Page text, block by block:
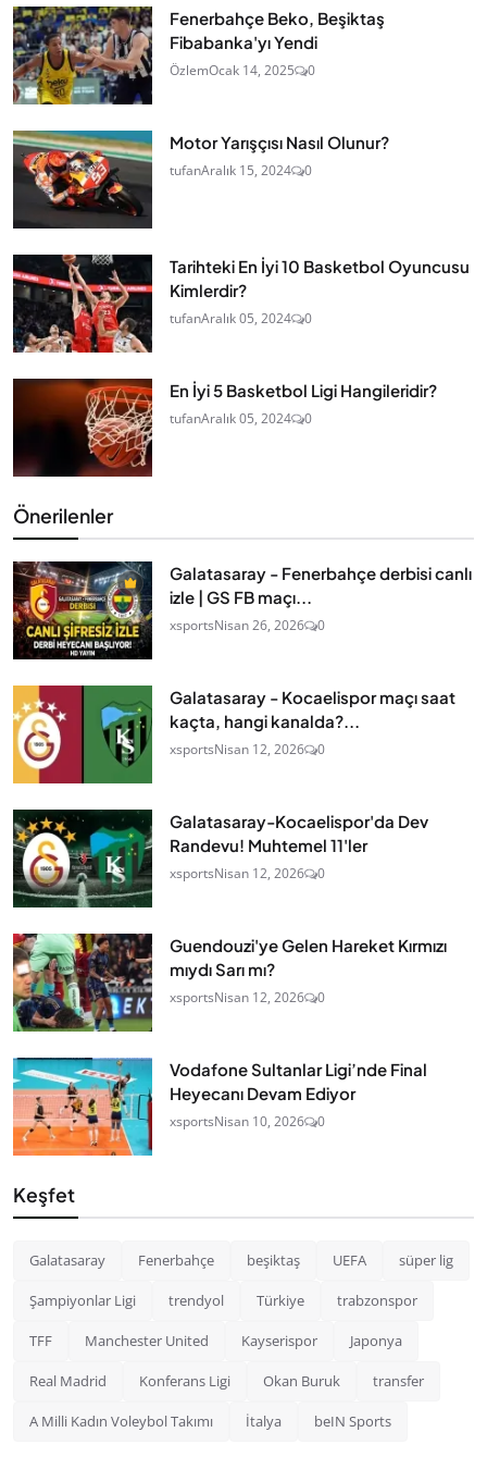
Fenerbahçe Beko, Beşiktaş
Fibabanka'yı Yendi
ÖzlemOcak 14, 2025 0
Motor Yarışçısı Nasıl Olunur?
tufanAralık 15, 2024 0
Tarihteki En İyi 10 Basketbol Oyuncusu
Kimlerdir?
tufanAralık 05, 2024 0
En İyi 5 Basketbol Ligi Hangileridir?
tufanAralık 05, 2024 0
Önerilenler
Galatasaray - Fenerbahçe derbisi canlı
izle | GS FB maçı...
xsportsNisan 26, 2026 0
Galatasaray - Kocaelispor maçı saat
kaçta, hangi kanalda?...
xsportsNisan 12, 2026 0
Galatasaray-Kocaelispor'da Dev
Randevu! Muhtemel 11'ler
xsportsNisan 12, 2026 0
Guendouzi'ye Gelen Hareket Kırmızı
mıydı Sarı mı?
xsportsNisan 12, 2026 0
Vodafone Sultanlar Ligi’nde Final
Heyecanı Devam Ediyor
xsportsNisan 10, 2026 0
Keşfet
Galatasaray Fenerbahçe beşiktaş UEFA süper lig
Şampiyonlar Ligi trendyol Türkiye trabzonspor
TFF Manchester United Kayserispor Japonya
Real Madrid Konferans Ligi Okan Buruk transfer
A Milli Kadın Voleybol Takımı İtalya beIN Sports